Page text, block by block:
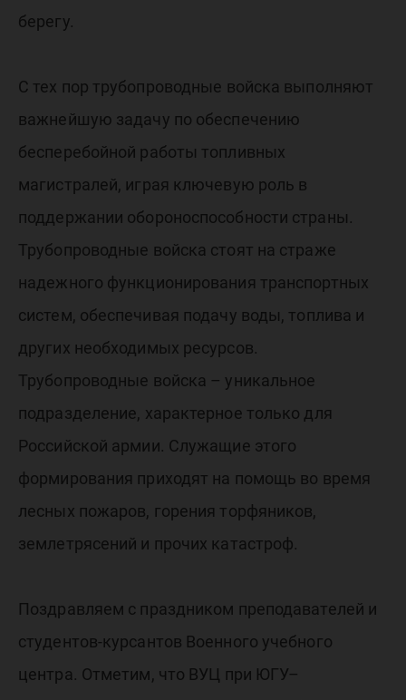
берегу.
С тех пор трубопроводные войска выполняют
важнейшую задачу по обеспечению
бесперебойной работы топливных
магистралей, играя ключевую роль в
поддержании обороноспособности страны.
Трубопроводные войска стоят на страже
надежного функционирования транспортных
систем, обеспечивая подачу воды, топлива и
других необходимых ресурсов.
Трубопроводные войска – уникальное
подразделение, характерное только для
Российской армии. Служащие этого
формирования приходят на помощь во время
лесных пожаров, горения торфяников,
землетрясений и прочих катастроф.
Поздравляем с праздником преподавателей и
студентов-курсантов Военного учебного
центра. Отметим, что ВУЦ при ЮГУ–